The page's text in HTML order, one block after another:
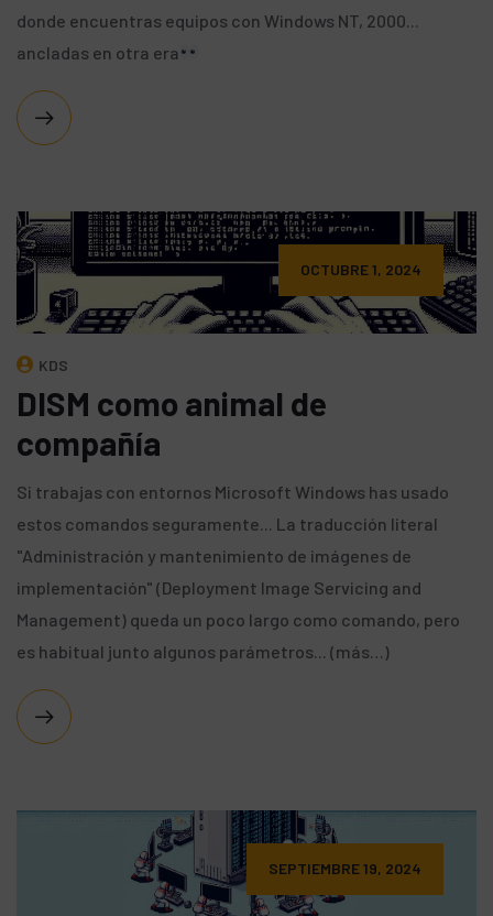
donde encuentras equipos con Windows NT, 2000...
ancladas en otra era
OCTUBRE 1, 2024
KDS
DISM como animal de
compañía
Si trabajas con entornos Microsoft Windows has usado
estos comandos seguramente... La traducción literal
"Administración y mantenimiento de imágenes de
implementación" (Deployment Image Servicing and
Management) queda un poco largo como comando, pero
es habitual junto algunos parámetros... (más…)
SEPTIEMBRE 19, 2024